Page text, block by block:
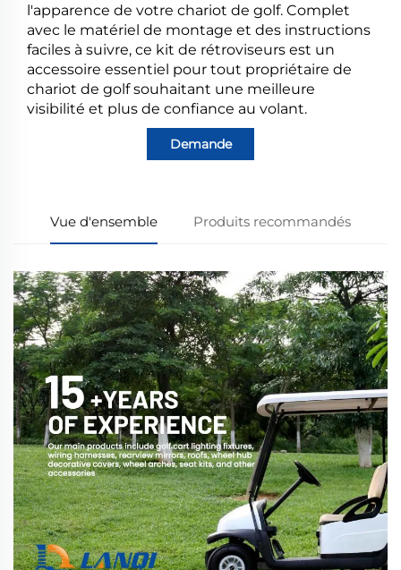
l'apparence de votre chariot de golf. Complet
avec le matériel de montage et des instructions
faciles à suivre, ce kit de rétroviseurs est un
accessoire essentiel pour tout propriétaire de
chariot de golf souhaitant une meilleure
visibilité et plus de confiance au volant.
Demande
Vue d'ensemble Produits recommandés